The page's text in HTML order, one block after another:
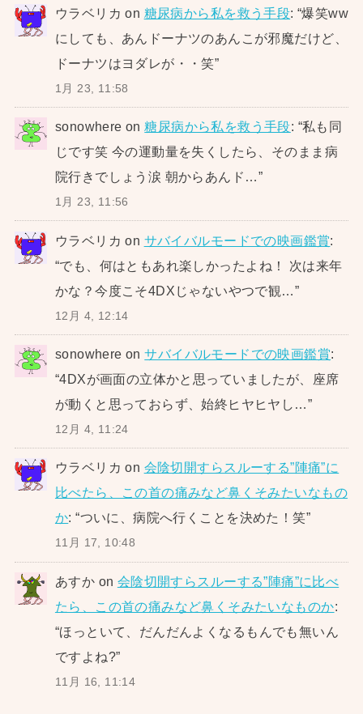
ウラベリカ on 糖尿病から私を救う手段: “爆笑ww
にしても、あんドーナツのあんこが邪魔だけど、
ドーナツはヨダレが・・笑”
1月 23, 11:58
sonowhere on糖尿病から私を救う手段: “私も同
じです笑 今の運動量を失くしたら、そのまま病
院行きでしょう涙 朝からあんド…”
1月 23, 11:56
ウラベリカ on サバイバルモードでの映画鑑賞:
“でも、何はともあれ楽しかったよね！ 次は来年
かな？今度こそ4DXじゃないやつで観… ”
12月 4, 12:14
sonowhere onサバイバルモードでの映画鑑賞:
“4DXが画面の立体かと思っていましたが、座席
が動くと思っておらず、始終ヒヤヒヤし…”
12月 4, 11:24
ウラベリカ on 会陰切開すらスルーする”陣痛”に
比べたら、この首の痛みなど鼻くそみたいなもの
か: “ついに、病院へ行くことを決めた！笑”
11月 17, 10:48
あすか on 会陰切開すらスルーする”陣痛”に比べ
たら、この首の痛みなど鼻くそみたいなものか:
“ほっといて、だんだんよくなるもんでも無いん
ですよね?”
11月 16, 11:14